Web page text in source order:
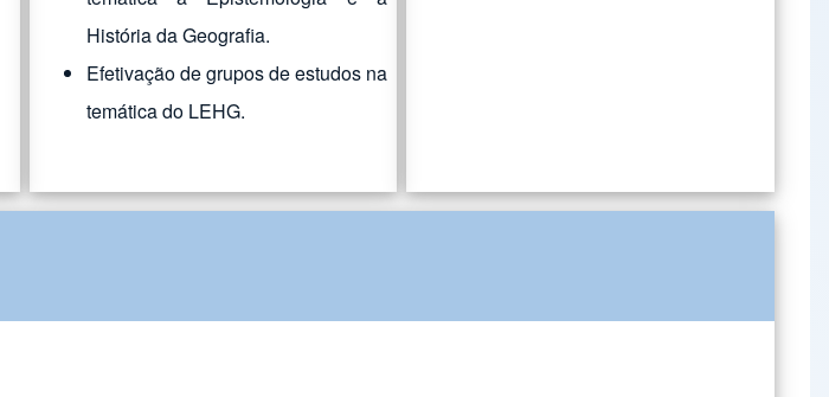
História da Geografia.
Efetivação de grupos de estudos na
temática do LEHG.